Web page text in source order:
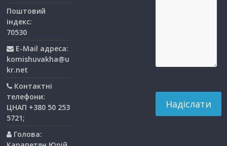
Поштовий
індекс:
70530
E-Mail адреса:
komishuvakha@u
kr.net
Контактні
телефони:
ЦНАП +380 50 253
5721;
Голова: